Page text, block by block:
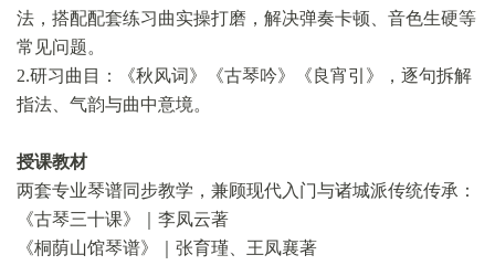
微信
法，搭配配套练习曲实操打磨，解决弹奏卡顿、音色生硬等
常见问题。
2.研习曲目：《秋风词》《古琴吟》《良宵引》，逐句拆解
指法、气韵与曲中意境。
授课教材
两套专业琴谱同步教学，兼顾现代入门与诸城派传统传承：
《古琴三十课》｜李凤云著
《桐荫山馆琴谱》｜张育瑾、王凤襄著